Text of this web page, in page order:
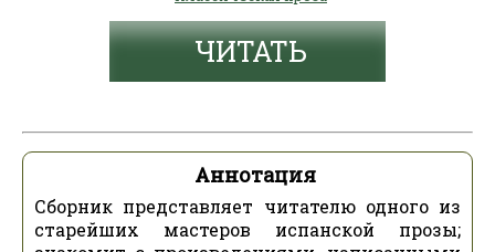
ЧИТАТЬ
Аннотация
Сборник представляет читателю одного из
старейших мастеров испанской прозы;